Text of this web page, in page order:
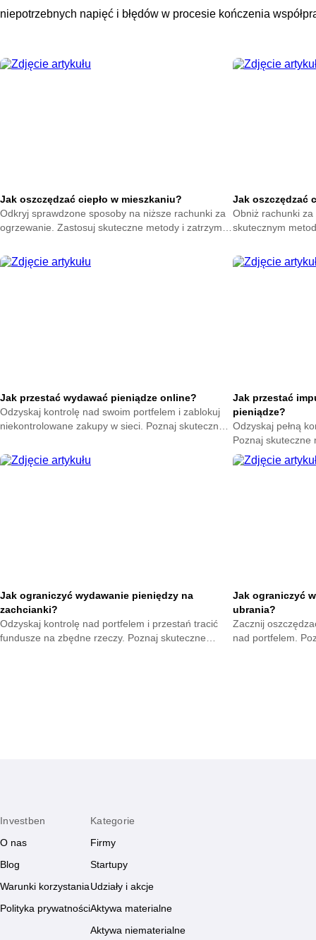
niepotrzebnych napięć i błędów w procesie kończenia
Jak oszczędzać ciepło w mieszkaniu?
Odkryj sprawdzone sposoby na niższe rachunki za
ogrzewanie. Zastosuj skuteczne metody i zatrzymaj
Jak oszczędzać
Obniż rachunki
skutecznym
oszczędzać już
Jak przestać wydawać pieniądze online?
Odzyskaj kontrolę nad swoim portfelem i zablokuj
niekontrolowane zakupy w sieci. Poznaj skuteczne
przycisku kup teraz.
Jak przestać
pieniądze?
Odzyskaj pełną
Poznaj skuteczne
nagłych
oszczędności już
Jak ograniczyć wydawanie pieniędzy na
zachcianki?
Odzyskaj kontrolę nad portfelem i przestań tracić
fundusze na zbędne rzeczy. Poznaj skuteczne
Jak ograniczyć
ubrania?
Zacznij
nad portfelem.
Investben
O nas
Blog
Warunki korzystania
Polityka prywatności
Kategorie
Firmy
Startupy
Udziały i akcje
Aktywa materialne
Aktywa niematerialne